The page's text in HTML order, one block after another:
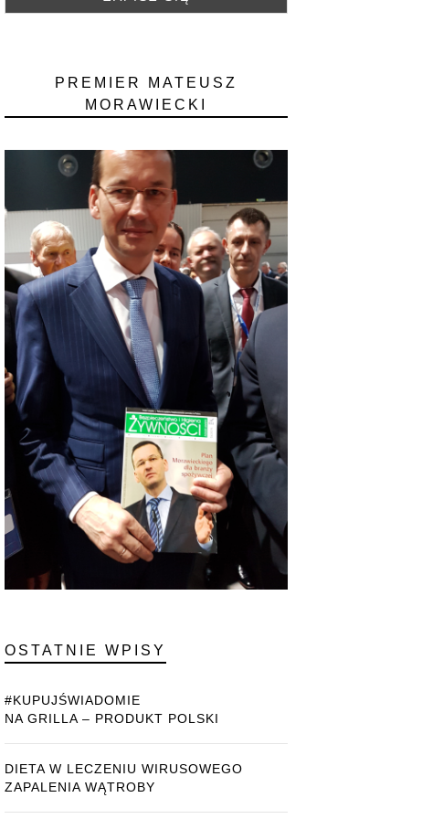
PREMIER MATEUSZ
MORAWIECKI
OSTATNIE WPISY
#KUPUJŚWIADOMIE
NA GRILLA – PRODUKT POLSKI
DIETA W LECZENIU WIRUSOWEGO
ZAPALENIA WĄTROBY